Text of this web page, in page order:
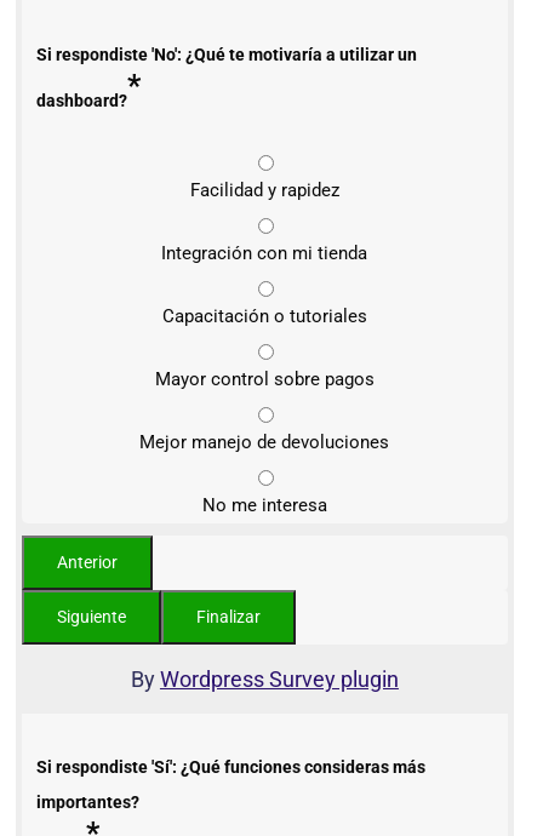
Si respondiste 'No': ¿Qué te motivaría a utilizar un
dashboard?*
Facilidad y rapidez
Integración con mi tienda
Capacitación o tutoriales
Mayor control sobre pagos
Mejor manejo de devoluciones
No me interesa
ByWordpress Survey plugin
Si respondiste 'Sí': ¿Qué funciones consideras más
importantes?